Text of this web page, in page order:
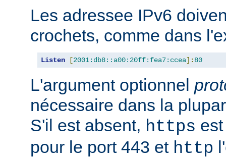
Les adressee IPv6
crochets, comme dans
Listen [2001:db8::a00:20ff:fea7:ccea]: 80
L'argument optionnel
nécessaire dans la
S'il est absent, https
pour le port 443 et http